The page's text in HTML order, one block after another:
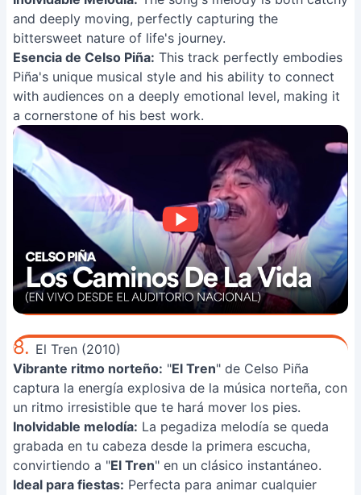
and deeply moving, perfectly capturing the
bittersweet nature of life's journey.
Esencia de Celso Piña: This track perfectly embodies
Piña's unique musical style and his ability to connect
with audiences on a deeply emotional level, making it
a cornerstone of his best work.
8. El Tren (2010)
Vibrante ritmo norteño: "El Tren" de Celso Piña
captura la energía explosiva de la música norteña, con
un ritmo irresistible que te hará mover los pies.
Inolvidable melodía: La pegadiza melodía se queda
grabada en tu cabeza desde la primera escucha,
convirtiendo a "El Tren" en un clásico instantáneo.
Ideal para fiestas: Perfecta para animar cualquier